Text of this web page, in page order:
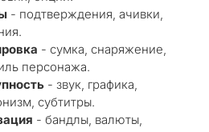
- подтверждения, ачивки,
- сумка, снаряжение,
персонажа.
- звук, графика,
субтитры.
- бандлы, валюты,